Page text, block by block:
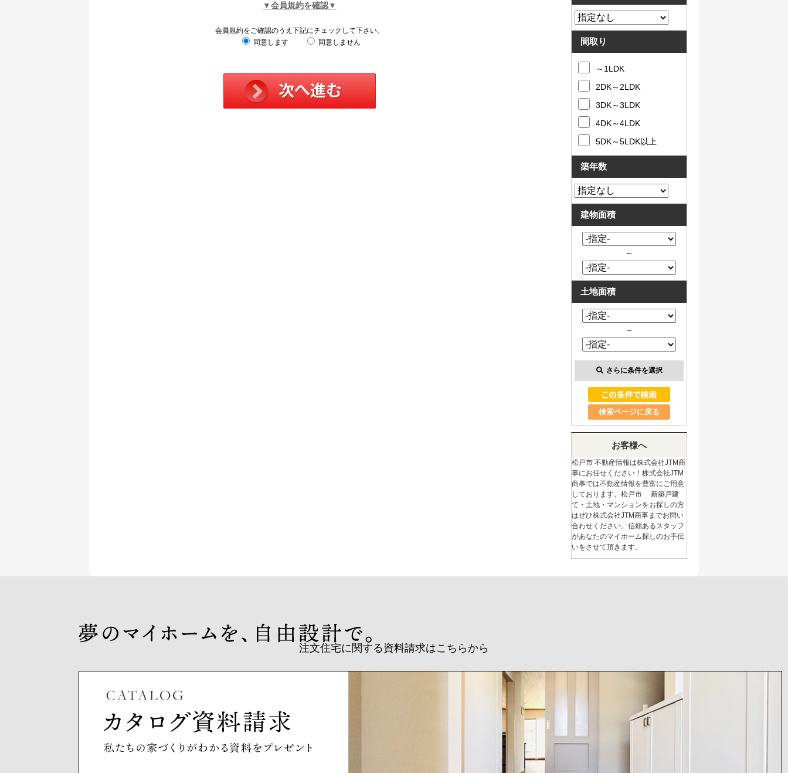
▼会員規約を確認▼
会員規約をご確認のうえ下記にチェックして下さい。
同意します
同意しません 間取り
～1LDK
2DK～2LDK
3DK～3LDK
4DK～4LDK
5DK～5LDK以上
築年数
建物面積
～
土地面積
～
さらに条件を選択
検索ページに戻る
お客様へ
松戸市 不動産情報は株式会社JTM商
事にお任せください！株式会社JTM
商事では不動産情報を豊富にご用意
しております。松戸市 新築戸建
て・土地・マンションをお探しの方
はぜひ株式会社JTM商事までお問い
合わせください。信頼あるスタッフ
があなたのマイホーム探しのお手伝
いをさせて頂きます。
注文住宅に関する資料請求はこちらから